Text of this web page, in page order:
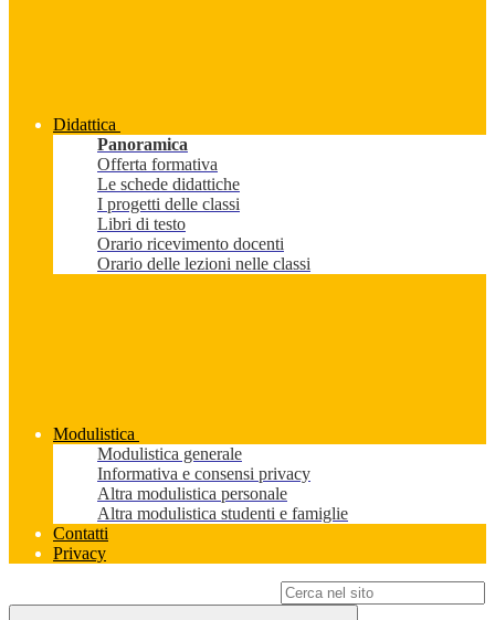
Didattica
Panoramica
Offerta formativa
Le schede didattiche
I progetti delle classi
Libri di testo
Orario ricevimento docenti
Orario delle lezioni nelle classi
Modulistica
Modulistica generale
Informativa e consensi privacy
Altra modulistica personale
Altra modulistica studenti e famiglie
Contatti
Privacy